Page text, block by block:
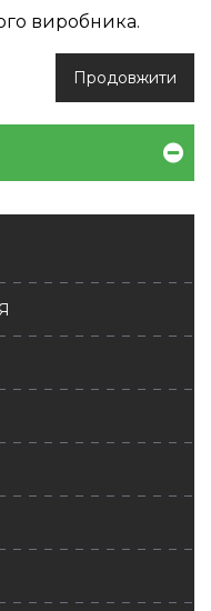
виробника.
Продовжити